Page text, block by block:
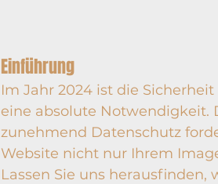
Einführung
Im Jahr 2024 ist die
eine absolute Notwendigkeit.
zunehmend Datenschutz
Website nicht nur Ihrem
Lassen Sie uns